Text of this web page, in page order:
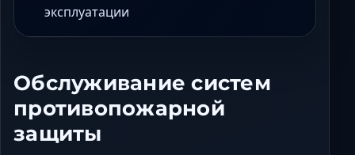
эксплуатации
Обслуживание систем
противопожарной
защиты